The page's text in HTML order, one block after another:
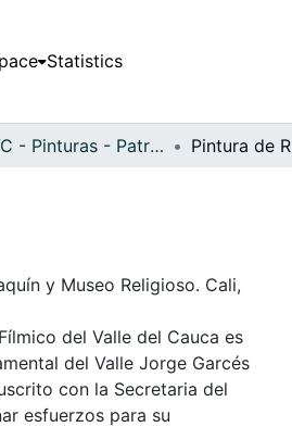
Statistics
APFFVC - Pinturas - Patrimonial Pintura de R
y Museo Religioso. Cali,
del Valle del Cauca es
del Valle Jorge Garcés
con la Secretaria del
esfuerzos para su